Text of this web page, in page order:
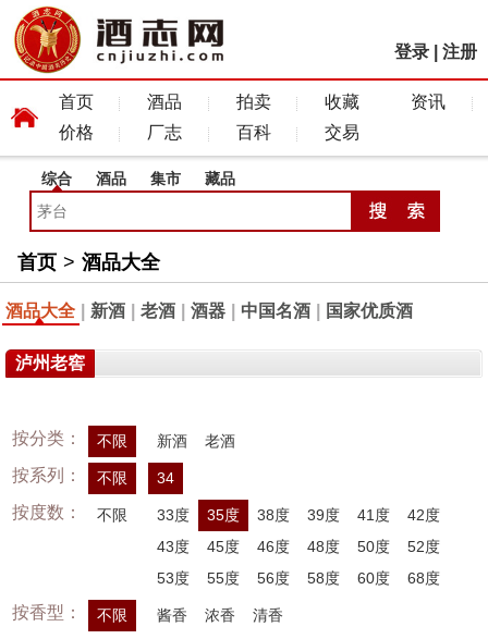
登录 注册
首页 酒品 拍卖 收藏
资讯
价格
厂志 百科 交易
综合 酒品 集市 藏品
首页 > 酒品大全
酒品大全 新酒 老酒 酒器 中国名酒 国家优质酒
泸州老窖
按分类： 不限 新酒 老酒
按系列： 不限 34
按度数： 不限 33度 35度 38度 39度 41度
42度
43度
45度 46度 48度 50度
52度
53度
55度 56度 58度 60度 68度
按香型： 不限 酱香 浓香 清香